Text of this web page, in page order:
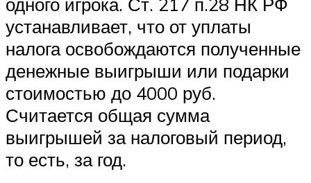
устанавливает, что от уплаты
налога освобождаются полученные
денежные выигрыши или подарки
стоимостью до 4000 руб.
Считается общая сумма
выигрышей за налоговый период,
то есть, за год.